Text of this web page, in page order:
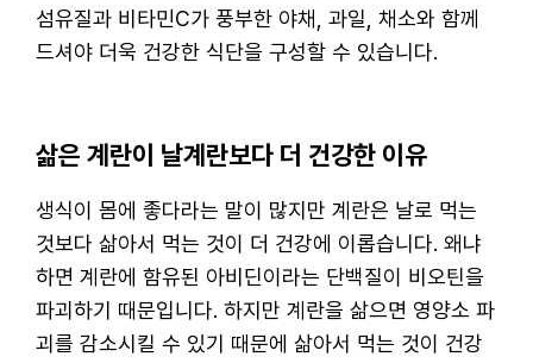
섬유질과 비타민C가 풍부한 야채, 과일, 채소와 함께
드셔야 더욱 건강한 식단을 구성할 수 있습니다.
삶은 계란이 날계란보다 더 건강한 이유
생식이 몸에 좋다라는 말이 많지만 계란은 날로 먹는
것보다 삶아서 먹는 것이 더 건강에 이롭습니다. 왜냐
하면 계란에 함유된 아비딘이라는 단백질이 비오틴을
파괴하기 때문입니다. 하지만 계란을 삶으면 영양소 파
괴를 감소시킬 수 있기 때문에 삶아서 먹는 것이 건강